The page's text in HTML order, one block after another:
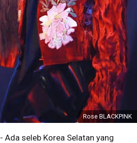
Rose BLACKPINK
- Ada seleb Korea Selatan yang